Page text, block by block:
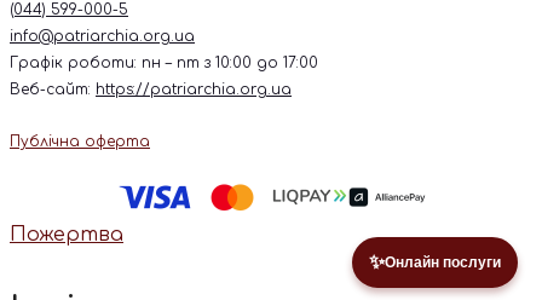
✨Онлайн послуги
(044) 599-000-5
info@patriarchia.org.ua
Графік роботи: пн – пт з 10:00 до 17:00
Веб-сайт: https://patriarchia.org.ua
Публічна оферта
Пожертва